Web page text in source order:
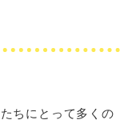
ちにとって多くの